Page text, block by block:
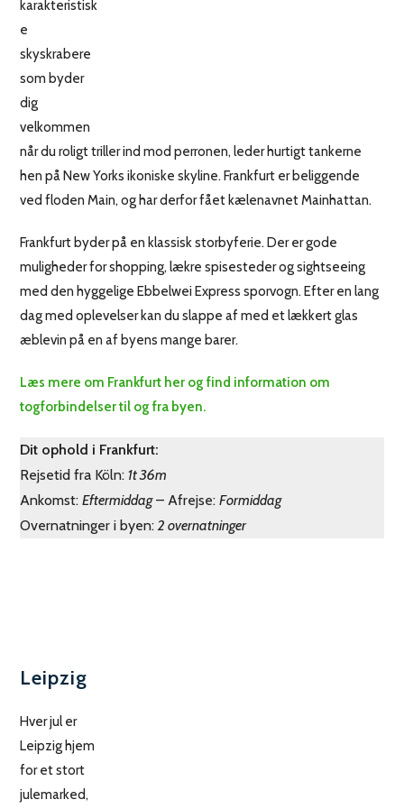
karakteristisk
e
skyskrabere
som byder
dig
velkommen
når du roligt triller ind mod perronen, leder hurtigt tankerne
hen på New Yorks ikoniske skyline. Frankfurt er beliggende
ved floden Main, og har derfor fået kælenavnet Mainhattan.
Frankfurt byder på en klassisk storbyferie. Der er gode
muligheder for shopping, lækre spisesteder og sightseeing
med den hyggelige Ebbelwei Express sporvogn. Efter en lang
dag med oplevelser kan du slappe af med et lækkert glas
æblevin på en af byens mange barer.
Læs mere om Frankfurt her og find information om
togforbindelser til og fra byen.
Dit ophold i Frankfurt:
Rejsetid fra Köln:1t 36m
Ankomst:Eftermiddag– Afrejse:Formiddag
Overnatninger i byen:2 overnatninger
Leipzig
Hver jul er
Leipzig hjem
for et stort
julemarked,